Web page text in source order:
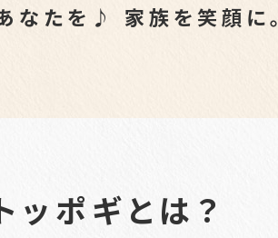
なたを♪ 家族を笑顔に。
ッポギとは？